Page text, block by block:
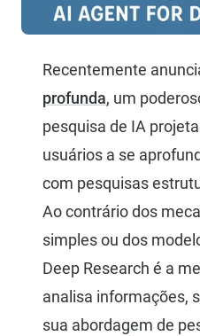
Recentemente
profunda, um
pesquisa de IA
usuários a se
com pesquisas
Ao contrário dos
simples ou dos
Deep Research é a
analisa informações,
sua abordagem de